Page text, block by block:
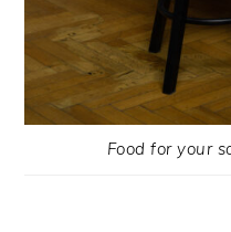
Food for your